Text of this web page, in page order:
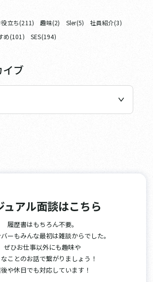
役立ち(211) 趣味(2) Sler(5)
社員紹介(3)
め(101) SES(194)
イブ
ュアル面談はこちら
履歴書はもちろん不要。
ーもみんな最初は雑談からでした。
ぜひお仕事以外にも趣味や
ことのお話で繋がりましょう！
や休日でも対応しています！